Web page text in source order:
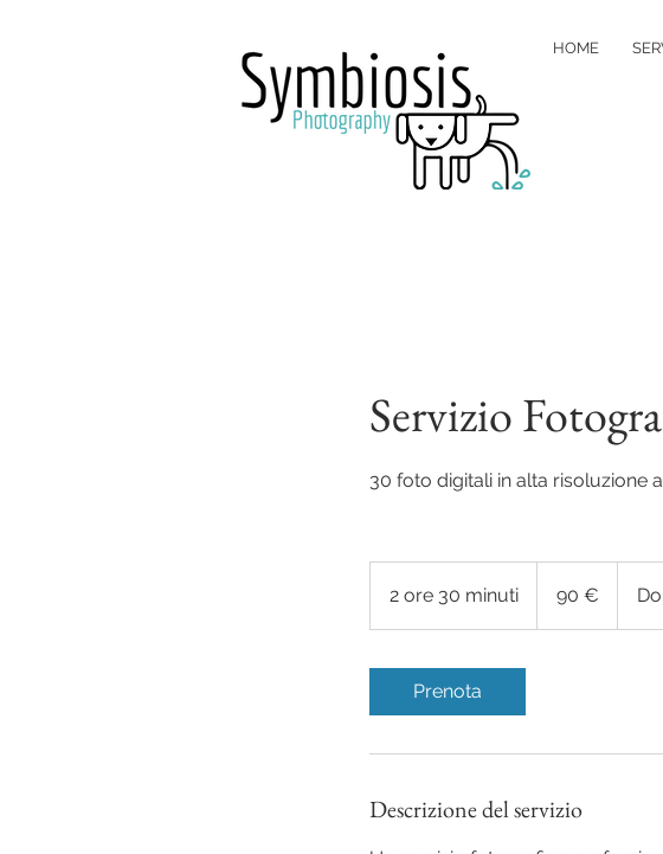
HOME
Servizio
30 foto digitali in alta risoluzione
2 ore 30 minuti
o
n
90 €
Prenota
Descrizione del servizio